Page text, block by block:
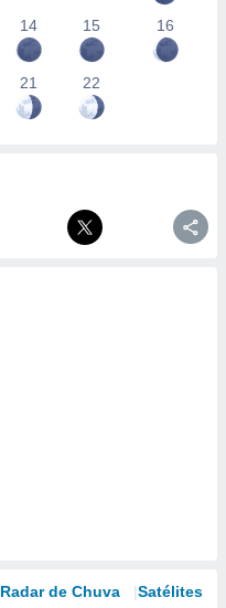
14 15 16
21 22
Radar de Chuva Satélites